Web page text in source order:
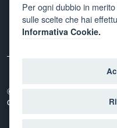
© 2026
coesione sociale
Per ogni dubbio in
sulle scelte che hai
Informativa Cookie.